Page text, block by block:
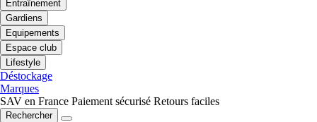
Entraînement
Gardiens
Equipements
Espace club
Lifestyle
Déstockage
Marques
SAV en France Paiement sécurisé Retours faciles
Rechercher